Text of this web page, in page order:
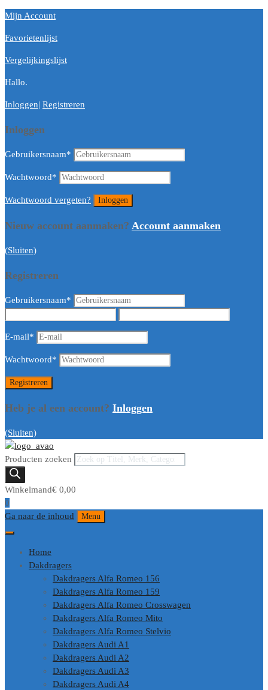
Mijn Account
Favorietenlijst
Vergelijkingslijst
Hallo.
Inloggen| Registreren
Inloggen
Gebruikersnaam*
Wachtwoord*
Wachtwoord vergeten?
Nieuw account aanmaken? Account aanmaken
(Sluiten)
Registreren
Gebruikersnaam*
E-mail*
Wachtwoord*
Heb je al een account? Inloggen
(Sluiten)
Producten zoeken
Winkelmand€ 0,00
0
Ga naar de inhoud
Menu
Home
Dakdragers
Dakdragers Alfa Romeo 156
Dakdragers Alfa Romeo 159
Dakdragers Alfa Romeo Crosswagen
Dakdragers Alfa Romeo Mito
Dakdragers Alfa Romeo Stelvio
Dakdragers Audi A1
Dakdragers Audi A2
Dakdragers Audi A3
Dakdragers Audi A4